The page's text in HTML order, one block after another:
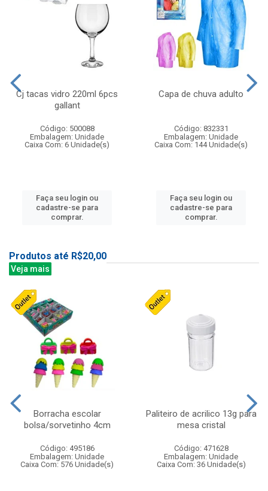
Cj tacas vidro 220ml 6pcs
gallant
Código: 500088
Embalagem: Unidade
Caixa Com: 6 Unidade(s)
Faça seu login ou
cadastre-se para
comprar.
Capa de chuva adulto
Código: 832331
Embalagem: Unidade
Caixa Com: 144 Unidade(s)
Faça seu login ou
cadastre-se para
comprar.
Produtos até R$20,00
Veja mais
Borracha escolar
bolsa/sorvetinho 4cm
Código: 495186
Embalagem: Unidade
Caixa Com: 576 Unidade(s)
Paliteiro de acrilico 13g para
mesa cristal
Código: 471628
Embalagem: Unidade
Caixa Com: 36 Unidade(s)